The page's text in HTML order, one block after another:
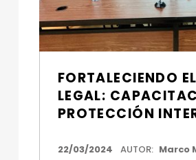
FORTALECIENDO
LEGAL:
PROTECCIÓN
FECHA DE PUBLICACIÓN:
22/03/2024 AUTOR: Marco